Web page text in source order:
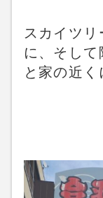
スカイツ
に、そして
と家の近く